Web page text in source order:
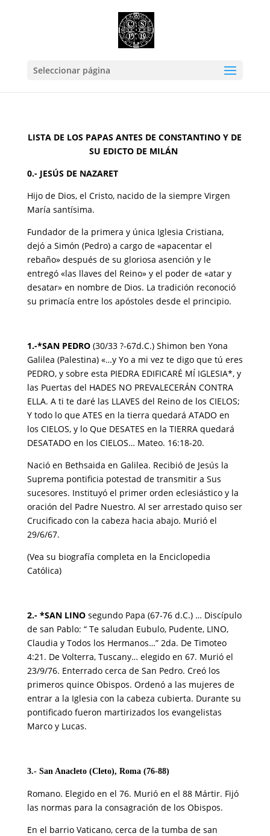
Seleccionar página
LISTA DE LOS PAPAS ANTES DE CONSTANTINO Y DE
SU EDICTO DE MILÁN
0.- JESÚS DE NAZARET
Hijo de Dios, el Cristo, nacido de la siempre Virgen
María santísima.
Fundador de la primera y única Iglesia Cristiana,
dejó a Simón (Pedro) a cargo de «apacentar el
rebaño» después de su gloriosa asención y le
entregó «las llaves del Reino» y el poder de «atar y
desatar» en nombre de Dios. La tradición reconoció
su primacía entre los apóstoles desde el principio.
1.-*SAN PEDRO(30/33 ?-67d.C.) Shimon ben Yona
Galilea (Palestina) «…y Yo a mi vez te digo que tú eres
PEDRO, y sobre esta PIEDRA EDIFICARÉ MÍ IGLESIA*, y
las Puertas del HADES NO PREVALECERÁN CONTRA
ELLA. A ti te daré las LLAVES del Reino de los CIELOS;
Y todo lo que ATES en la tierra quedará ATADO en
los CIELOS, y lo Que DESATES en la TIERRA quedará
DESATADO en los CIELOS… Mateo. 16:18-20.
Nació en Bethsaida en Galilea. Recibió de Jesús la
Suprema pontificia potestad de transmitir a Sus
sucesores. Instituyó el primer orden eclesiástico y la
oración del Padre Nuestro. Al ser arrestado quiso ser
Crucificado con la cabeza hacia abajo. Murió el
29/6/67.
(Vea su biografía completa en la Enciclopedia
Católica)
2.- *SAN LINOsegundo Papa (67-76 d.C.) … Discípulo
de san Pablo: “ Te saludan Eubulo, Pudente, LINO,
Claudia y Todos los Hermanos…” 2da. De Timoteo
4:21. De Volterra, Tuscany… elegido en 67. Murió el
23/9/76. Enterrado cerca de San Pedro. Creó los
primeros quince Obispos. Ordenó a las mujeres de
entrar a la Iglesia con la cabeza cubierta. Durante su
pontificado fueron martirizados los evangelistas
Marco y Lucas.
3.- San Anacleto (Cleto), Roma (76-88)
Romano. Elegido en el 76. Murió en el 88 Mártir. Fijó
las normas para la consagración de los Obispos.
En el barrio Vaticano, cerca de la tumba de san